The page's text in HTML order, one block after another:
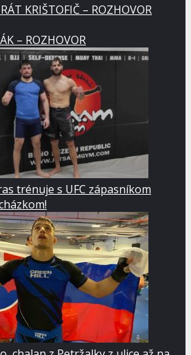
KRIŠTOFIČ – ROZHOVOR
– ROZHOVOR
trénuje s UFC zápasníkom